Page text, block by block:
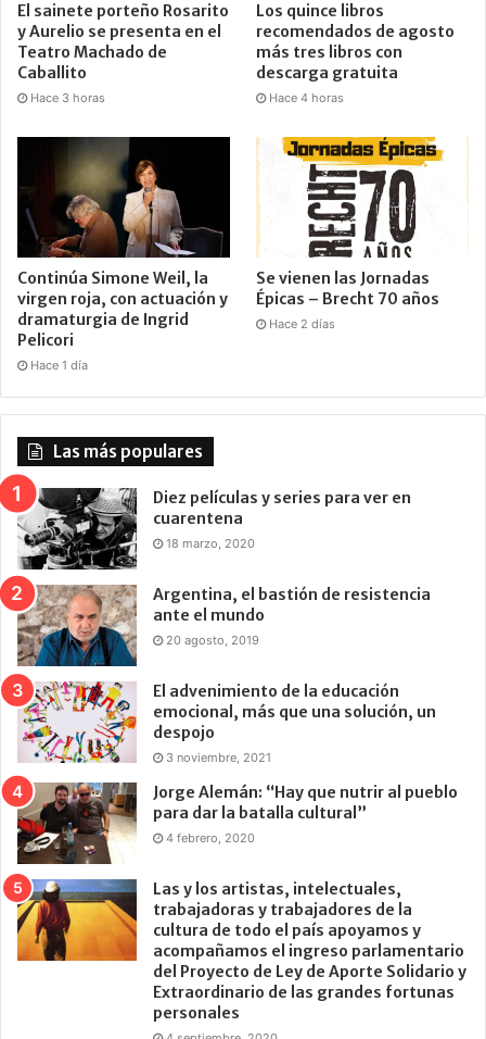
El sainete porteño Rosarito
y Aurelio se presenta en el
Teatro Machado de
Caballito
Hace 3 horas
Los quince libros
recomendados de agosto
más tres libros con
descarga gratuita
Hace 4 horas
Continúa Simone Weil, la
virgen roja, con actuación y
dramaturgia de Ingrid
Pelicori
Hace 1 día
Se vienen las Jornadas
Épicas – Brecht 70 años
Hace 2 días
Las más populares
Diez películas y series para ver en
cuarentena
18 marzo, 2020
Argentina, el bastión de resistencia
ante el mundo
20 agosto, 2019
El advenimiento de la educación
emocional, más que una solución, un
despojo
3 noviembre, 2021
Jorge Alemán: “Hay que nutrir al pueblo
para dar la batalla cultural”
4 febrero, 2020
Las y los artistas, intelectuales,
trabajadoras y trabajadores de la
cultura de todo el país apoyamos y
acompañamos el ingreso parlamentario
del Proyecto de Ley de Aporte Solidario y
Extraordinario de las grandes fortunas
personales